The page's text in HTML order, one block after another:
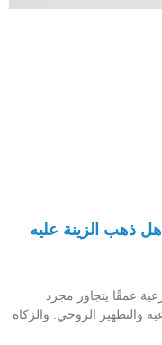
ذهب الزينة عليه
عمقًا يتجاوز مجرد
والتطهير الروحي. والزكاة